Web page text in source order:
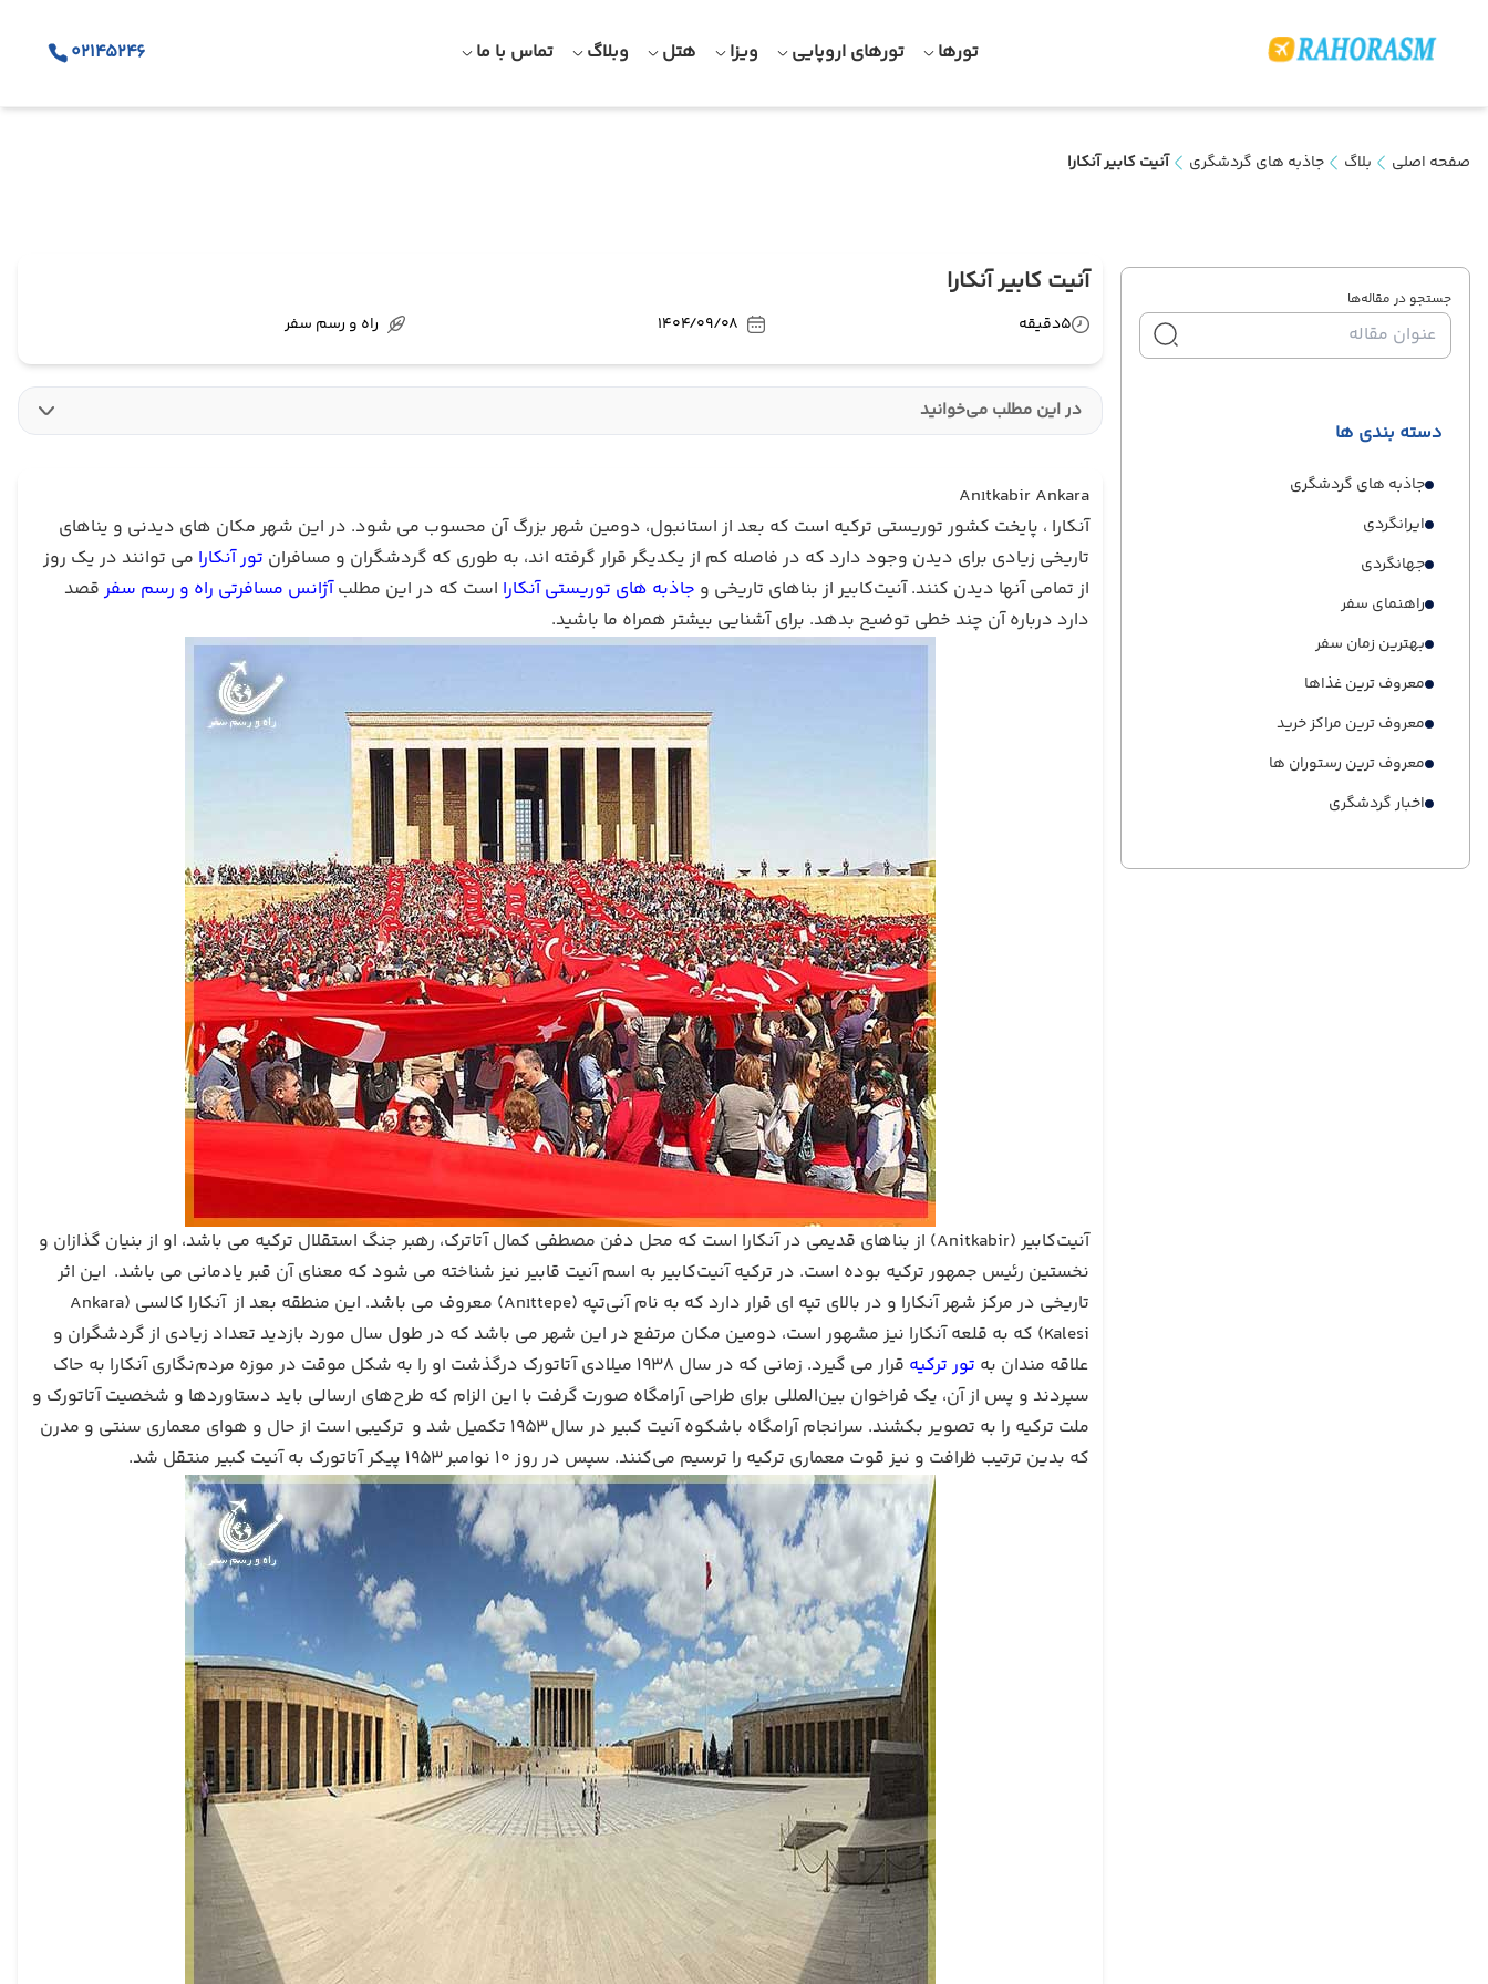
تورها تورهای اروپایی ویزا هتل وبلاگ تماس با ما 02145246
صفحه اصلی بلاگ جاذبه های گردشگری آنیت کابیر آنکارا
جستجو در مقاله‌ها
دسته بندی ها
جاذبه های گردشگری
ایرانگردی
جهانگردی
راهنمای سفر
بهترین زمان سفر
معروف ترین غذاها
معروف ترین مراکز خرید
معروف ترین رستوران ها
اخبار گردشگری
آنیت کابیر آنکارا
5دقیقه 1404/09/08 راه و رسم سفر
در این مطلب می‌خوانید
Anıtkabir Ankara
آنکارا ، پایخت کشور توریستی ترکیه است که بعد از استانبول، دومین شهر بزرگ آن محسوب می شود. در این شهر مکان های دیدنی و یناهای
تاریخی زیادی برای دیدن وجود دارد که در فاصله کم از یکدیگر قرار گرفته اند، به طوری که گردشگران و مسافران تور آنکارا می توانند در یک روز
از تمامی آنها دیدن کنند. آنیت‌کابیر از بناهای تاریخی و جاذبه های توریستی آنکارا است که در این مطلبآژانس مسافرتی راه و رسم سفرقصد
دارد درباره آن چند خطی توضیح بدهد. برای آشنایی بیشتر همراه ما باشید.
آنیت‌کابیر (Anitkabir) از بناهای قدیمی در آنکارا است که محل دفن مصطفی کمال آتاترک، رهبر جنگ استقلال ترکیه می باشد، او از بنیان گذازان و
نخستین رئیس جمهور ترکیه بوده است. در ترکیه آنیت‌کابیر به اسم آنیت قابیر نیز شناخته می شود که معنای آن قبر یادمانی می باشد. این اثر
تاریخی در مرکز شهر آنکارا و در بالای تپه ای قرار دارد که به نام آنی‌تپه (Anıttepe) معروف می باشد. این منطقه بعد از آنکارا کالسی (Ankara
Kalesi) که به قلعه آنکارا نیز مشهور است، دومین مکان مرتفع در این شهر می باشد که در طول سال مورد بازدید تعداد زیادی از گردشگران و
علاقه مندان به تور ترکیه
قرار می گیرد. زمانی که در سال 1938 میلادی آتاتورک درگذشت او را به شکل موقت در موزه مردم‌‌نگاری آنکارا به حاک
سپردند و پس از آن، یک فراخوان بین‌المللی برای طراحی آرامگاه صورت گرفت با این الزام که طرح‌های ارسالی باید دستاوردها و شخصیت آتاتورک و
ملت ترکیه را به تصویر بکشند. سرانجام آرامگاه باشکوه آنیت کبیر در سال 1953 تکمیل شد و ترکیبی است از حال و هوای معماری سنتی و مدرن
که بدین ترتیب ظرافت و نیز قوت معماری ترکیه را ترسیم می‌کنند. سپس در روز 10 نوامبر 1953 پیکر آتاتورک به آنیت کبیر منتقل شد.